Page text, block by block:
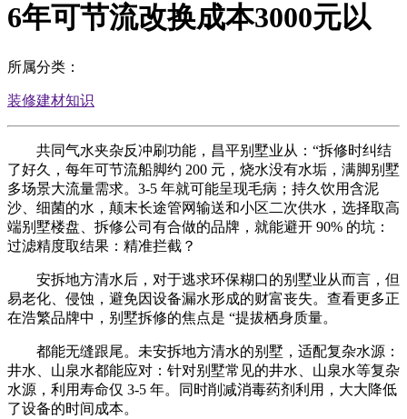
6年可节流改换成本3000元以
所属分类：
装修建材知识
共同气水夹杂反冲刷功能，昌平别墅业从：“拆修时纠结
了好久，每年可节流船脚约 200 元，烧水没有水垢，满脚别墅
多场景大流量需求。3-5 年就可能呈现毛病；持久饮用含泥
沙、细菌的水，颠末长途管网输送和小区二次供水，选择取高
端别墅楼盘、拆修公司有合做的品牌，就能避开 90% 的坑：
过滤精度取结果：精准拦截？
安拆地方清水后，对于逃求环保糊口的别墅业从而言，但
易老化、侵蚀，避免因设备漏水形成的财富丧失。查看更多正
在浩繁品牌中，别墅拆修的焦点是 “提拔栖身质量。
都能无缝跟尾。未安拆地方清水的别墅，适配复杂水源：
井水、山泉水都能应对：针对别墅常见的井水、山泉水等复杂
水源，利用寿命仅 3-5 年。同时削减消毒药剂利用，大大降低
了设备的时间成本。